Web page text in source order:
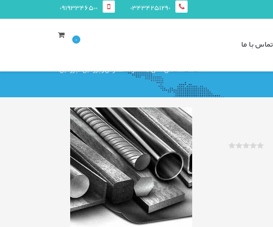
03434251290
09193346500
0 تماس با ما
صفحه ی اصلی محصولات قوطی و پروفيل پروفیل